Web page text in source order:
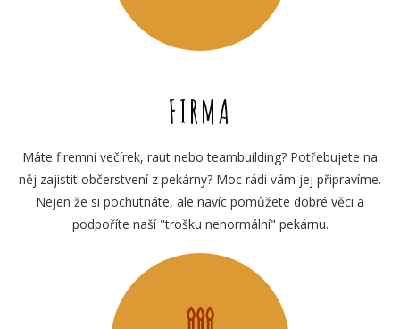
FIRMA
Máte firemní večírek, raut nebo teambuilding? Potřebujete na
něj zajistit občerstvení z pekárny? Moc rádi vám jej připravíme.
Nejen že si pochutnáte, ale navíc pomůžete dobré věci a
podpoříte naší "trošku nenormální" pekárnu.